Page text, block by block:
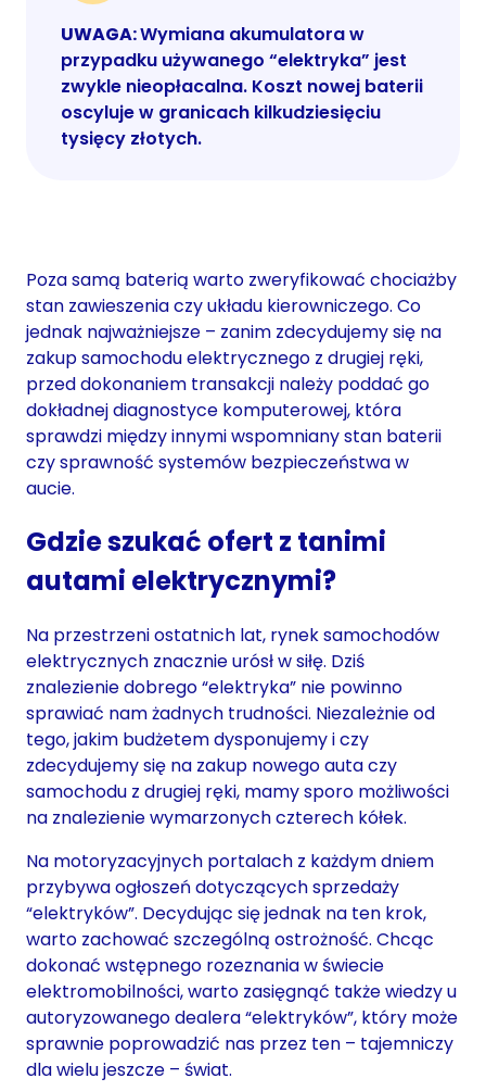
UWAGA:Wymiana akumulatora w
przypadku używanego “elektryka” jest
zwykle nieopłacalna. Koszt nowej baterii
oscyluje w granicach kilkudziesięciu
tysięcy złotych.
Poza samą baterią warto zweryfikować chociażby
stan zawieszenia czy układu kierowniczego. Co
jednak najważniejsze – zanim zdecydujemy się na
zakup samochodu elektrycznego z drugiej ręki,
przed dokonaniem transakcji należy poddać go
dokładnej diagnostyce komputerowej, która
sprawdzi między innymi wspomniany stan baterii
czy sprawność systemów bezpieczeństwa w
aucie.
Gdzie szukać ofert z tanimi
autami elektrycznymi?
Na przestrzeni ostatnich lat, rynek samochodów
elektrycznych znacznie urósł w siłę. Dziś
znalezienie dobrego “elektryka” nie powinno
sprawiać nam żadnych trudności. Niezależnie od
tego, jakim budżetem dysponujemy i czy
zdecydujemy się na zakup nowego auta czy
samochodu z drugiej ręki, mamy sporo możliwości
na znalezienie wymarzonych czterech kółek.
Na motoryzacyjnych portalach z każdym dniem
przybywa ogłoszeń dotyczących sprzedaży
“elektryków”. Decydując się jednak na ten krok,
warto zachować szczególną ostrożność. Chcąc
dokonać wstępnego rozeznania w świecie
elektromobilności, warto zasięgnąć także wiedzy u
autoryzowanego dealera “elektryków”, który może
sprawnie poprowadzić nas przez ten – tajemniczy
dla wielu jeszcze – świat.